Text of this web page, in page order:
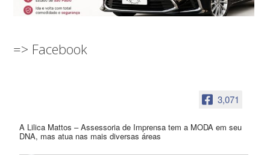
=> Facebook
3,071
A Lilica Mattos – Assessoria de Imprensa tem a MODA em seu
DNA, mas atua nas mais diversas áreas